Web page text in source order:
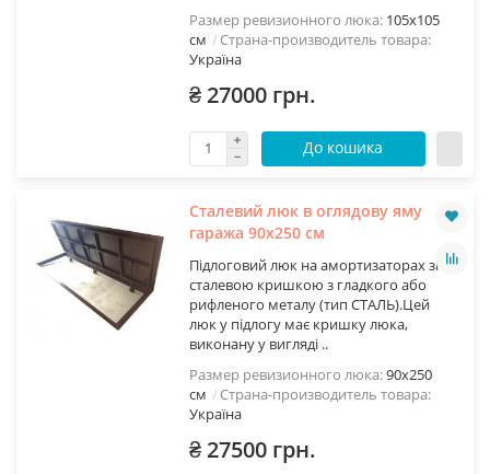
Размер ревизионного люка: 105х105
см
Страна-производитель товара:
Україна
₴ 27000 грн.
До кошика
Сталевий люк в оглядову яму
гаража 90х250 см
Підлоговий люк на амортизаторах зі
сталевою кришкою з гладкого або
рифленого металу (тип СТАЛЬ).Цей
люк у підлогу має кришку люка,
виконану у вигляді ..
Размер ревизионного люка:90х250
см
Страна-производитель товара:
Україна
₴ 27500 грн.